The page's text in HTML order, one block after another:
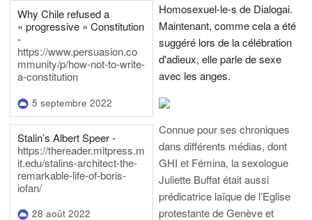
Why Chile refused a
« progressive » Constitution
-
https://www.persuasion.co
mmunity/p/how-not-to-write-
a-constitution
5 septembre 2022
Stalin’s Albert Speer -
https://thereader.mitpress.m
it.edu/stalins-architect-the-
remarkable-life-of-boris-
iofan/
28 août 2022
Homosexuel-le-s de Dialogai.
Maintenant, comme cela a été
suggéré lors de la célébration
d'adieux, elle parle de sexe
avec les anges.
Connue pour ses chroniques
dans différents médias, dont
GHI et Fémina, la sexologue
Juliette Buffat était aussi
prédicatrice laïque de l’Eglise
protestante de Genève et